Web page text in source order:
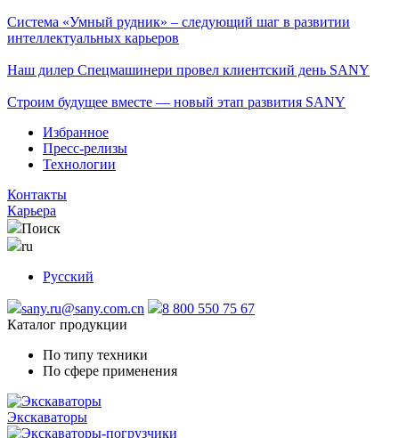
Система «Умный рудник» – следующий шаг в развитии
интеллектуальных карьеров
Наш дилер Спецмашинери провел клиентский день SANY
Строим будущее вместе — новый этап развития SANY
Избранное
Пресс-релизы
Технологии
Контакты
Карьера
Поиск
ru
Русский
sany.ru@sany.com.cn
8 800 550 75 67
Каталог продукции
По типу техники
По сфере применения
Экскаваторы